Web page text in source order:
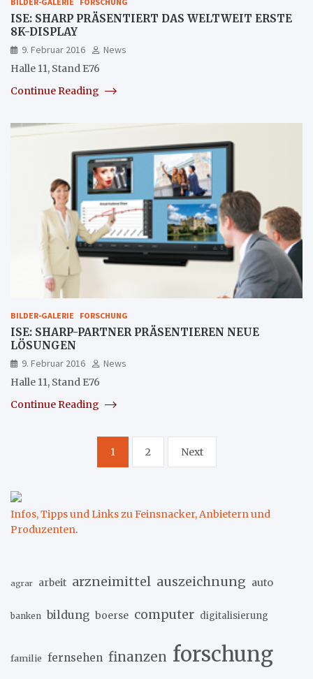
ISE: SHARP PRÄSENTIERT DAS WELTWEIT ERSTE
8K-DISPLAY
9. Februar 2016
News
Halle 11, Stand E76
Continue Reading
BILDER-GALERIE FORSCHUNG
ISE: SHARP-PARTNER PRÄSENTIEREN NEUE
LÖSUNGEN
9. Februar 2016
News
Halle 11, Stand E76
Continue Reading
Seitennummerierung
Beiträge
1 2 Next
Infos, Tipps und Links zu Feinsnacker, Anbietern und
Produzenten.
agrar arbeit arzneimittel auszeichnung auto
banken bildung boerse computer digitalisierung
familie fernsehen finanzen forschung